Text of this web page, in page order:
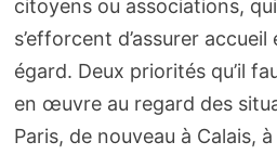
citoyens ou associations,
s’efforcent d’assurer
égard. Deux priorités qu’il
en œuvre au regard des
Paris, de nouveau à Calais,